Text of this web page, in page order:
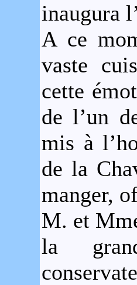
inaugura
A ce
vaste
cette
de l’un
mis à
de la
manger,
M. et
la